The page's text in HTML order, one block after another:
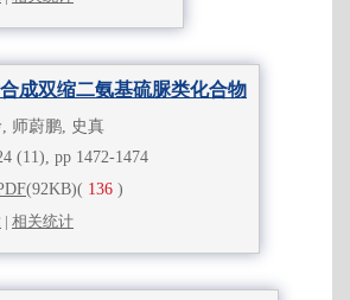
成双缩二氨基硫脲类化合物
师蔚鹏, 史真
(11), pp 1472-1474
(92KB)( 136 )
| 相关统计